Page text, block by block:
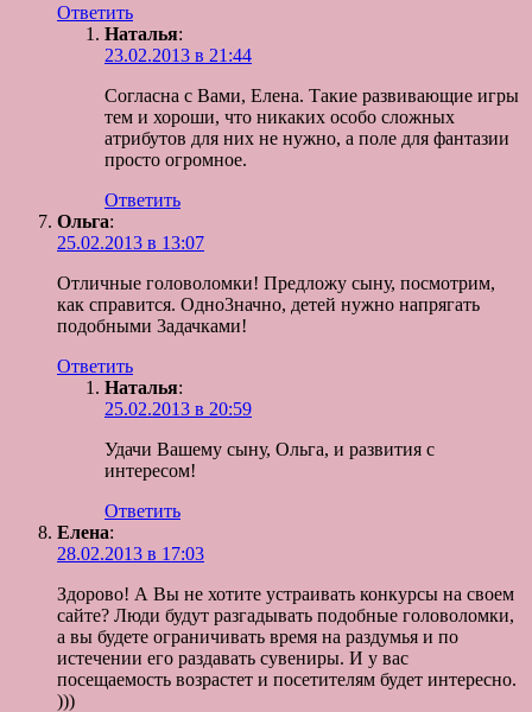
Ответить
Наталья:
23.02.2013 в 21:44
Согласна с Вами, Елена. Такие развивающие игры
тем и хороши, что никаких особо сложных
атрибутов для них не нужно, а поле для фантазии
просто огромное.
Ответить
Ольга:
25.02.2013 в 13:07
Отличные головоломки! Предложу сыну, посмотрим,
как справится. Одно3начно, детей нужно напрягать
подобными 3адачками!
Ответить
Наталья:
25.02.2013 в 20:59
Удачи Вашему сыну, Ольга, и развития с
интересом!
Ответить
Елена:
28.02.2013 в 17:03
Здорово! А Вы не хотите устраивать конкурсы на своем
сайте? Люди будут разгадывать подобные головоломки,
а вы будете ограничивать время на раздумья и по
истечении его раздавать сувениры. И у вас
посещаемость возрастет и посетителям будет интересно.
)))